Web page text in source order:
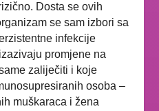
Dosta se ovih
se sam izbori sa
infekcije
promjene na
zaliječiti i koje
osoba –
muškaraca i žena